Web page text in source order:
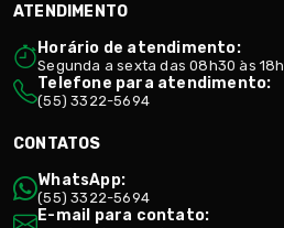
ATENDIMENTO
Horário de atendimento:
Segunda a sexta das 08h30 às 18h
Telefone para atendimento:
(55) 3322-5694
CONTATOS
WhatsApp:
(55) 3322-5694
E-mail para contato: